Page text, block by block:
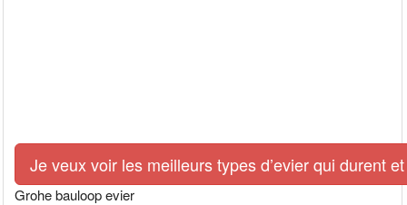
Je veux voir les meilleurs types d’evier qui durent
Grohe bauloop evier